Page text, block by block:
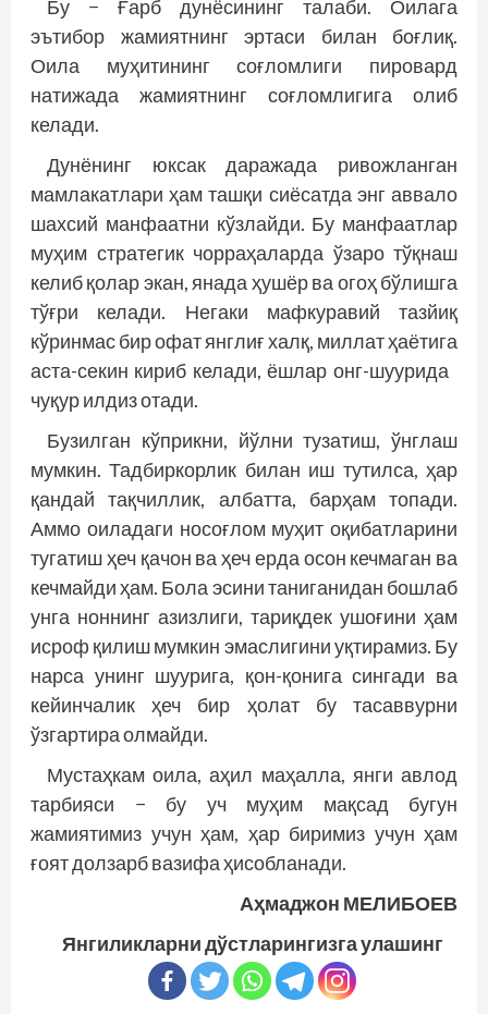
Бу − Ғарб дунёсининг талаби. Оилага
эътибор жамиятнинг эртаси билан боғлиқ.
Оила муҳитининг соғломлиги пировард
натижада жамиятнинг соғломлигига олиб
келади.
Дунёнинг юксак даражада ривожланган
мамлакатлари ҳам ташқи сиёсатда энг аввало
шахсий манфаатни кўзлайди. Бу манфаатлар
муҳим стратегик чорраҳаларда ўзаро тўқнаш
келиб қолар экан, янада ҳушёр ва огоҳ бўлишга
тўғри келади. Негаки мафкуравий тазйиқ
кўринмас бир офат янглиғ халқ, миллат ҳаётига
аста-секин кириб келади, ёшлар онг-шуурида
чуқур илдиз отади.
Бузилган кўприкни, йўлни тузатиш, ўнглаш
мумкин. Тадбиркорлик билан иш тутилса, ҳар
қандай тақчиллик, албатта, барҳам топади.
Аммо оиладаги носоғлом муҳит оқибатларини
тугатиш ҳеч қачон ва ҳеч ерда осон кечмаган ва
кечмайди ҳам. Бола эсини таниганидан бошлаб
унга ноннинг азизлиги, тариқдек ушоғини ҳам
исроф қилиш мумкин эмаслигини уқтирамиз. Бу
нарса унинг шуурига, қон-қонига сингади ва
кейинчалик ҳеч бир ҳолат бу тасаввурни
ўзгартира олмайди.
Мустаҳкам оила, аҳил маҳалла, янги авлод
тарбияси − бу уч муҳим мақсад бугун
жамиятимиз учун ҳам, ҳар биримиз учун ҳам
ғоят долзарб вазифа ҳисобланади.
Аҳмаджон МЕЛИБОЕВ
Янгиликларни дўстларингизга улашинг